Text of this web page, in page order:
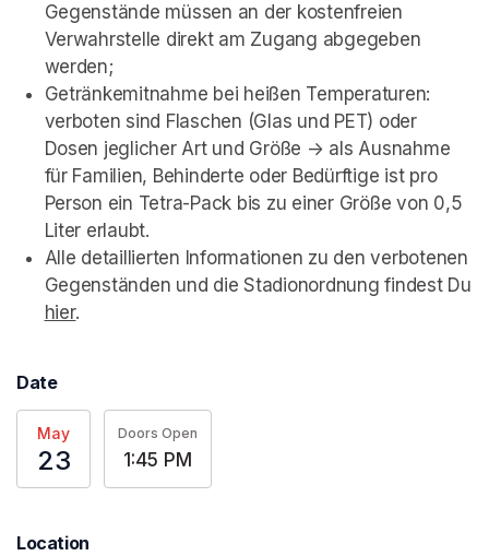
Gegenstände müssen an der kostenfreien
Verwahrstelle direkt am Zugang abgegeben
werden;
Getränkemitnahme bei heißen Temperaturen:
verboten sind Flaschen (Glas und PET) oder
Dosen jeglicher Art und Größe -> als Ausnahme
für Familien, Behinderte oder Bedürftige ist pro
Person ein Tetra-Pack bis zu einer Größe von 0,5
Liter erlaubt.
Alle detaillierten Informationen zu den verbotenen
hier(opens in a new tab)
.
Date
May
23
Doors Open
1:45 PM
Location